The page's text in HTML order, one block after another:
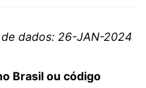
dados: 26-JAN-2024
Brasil ou código